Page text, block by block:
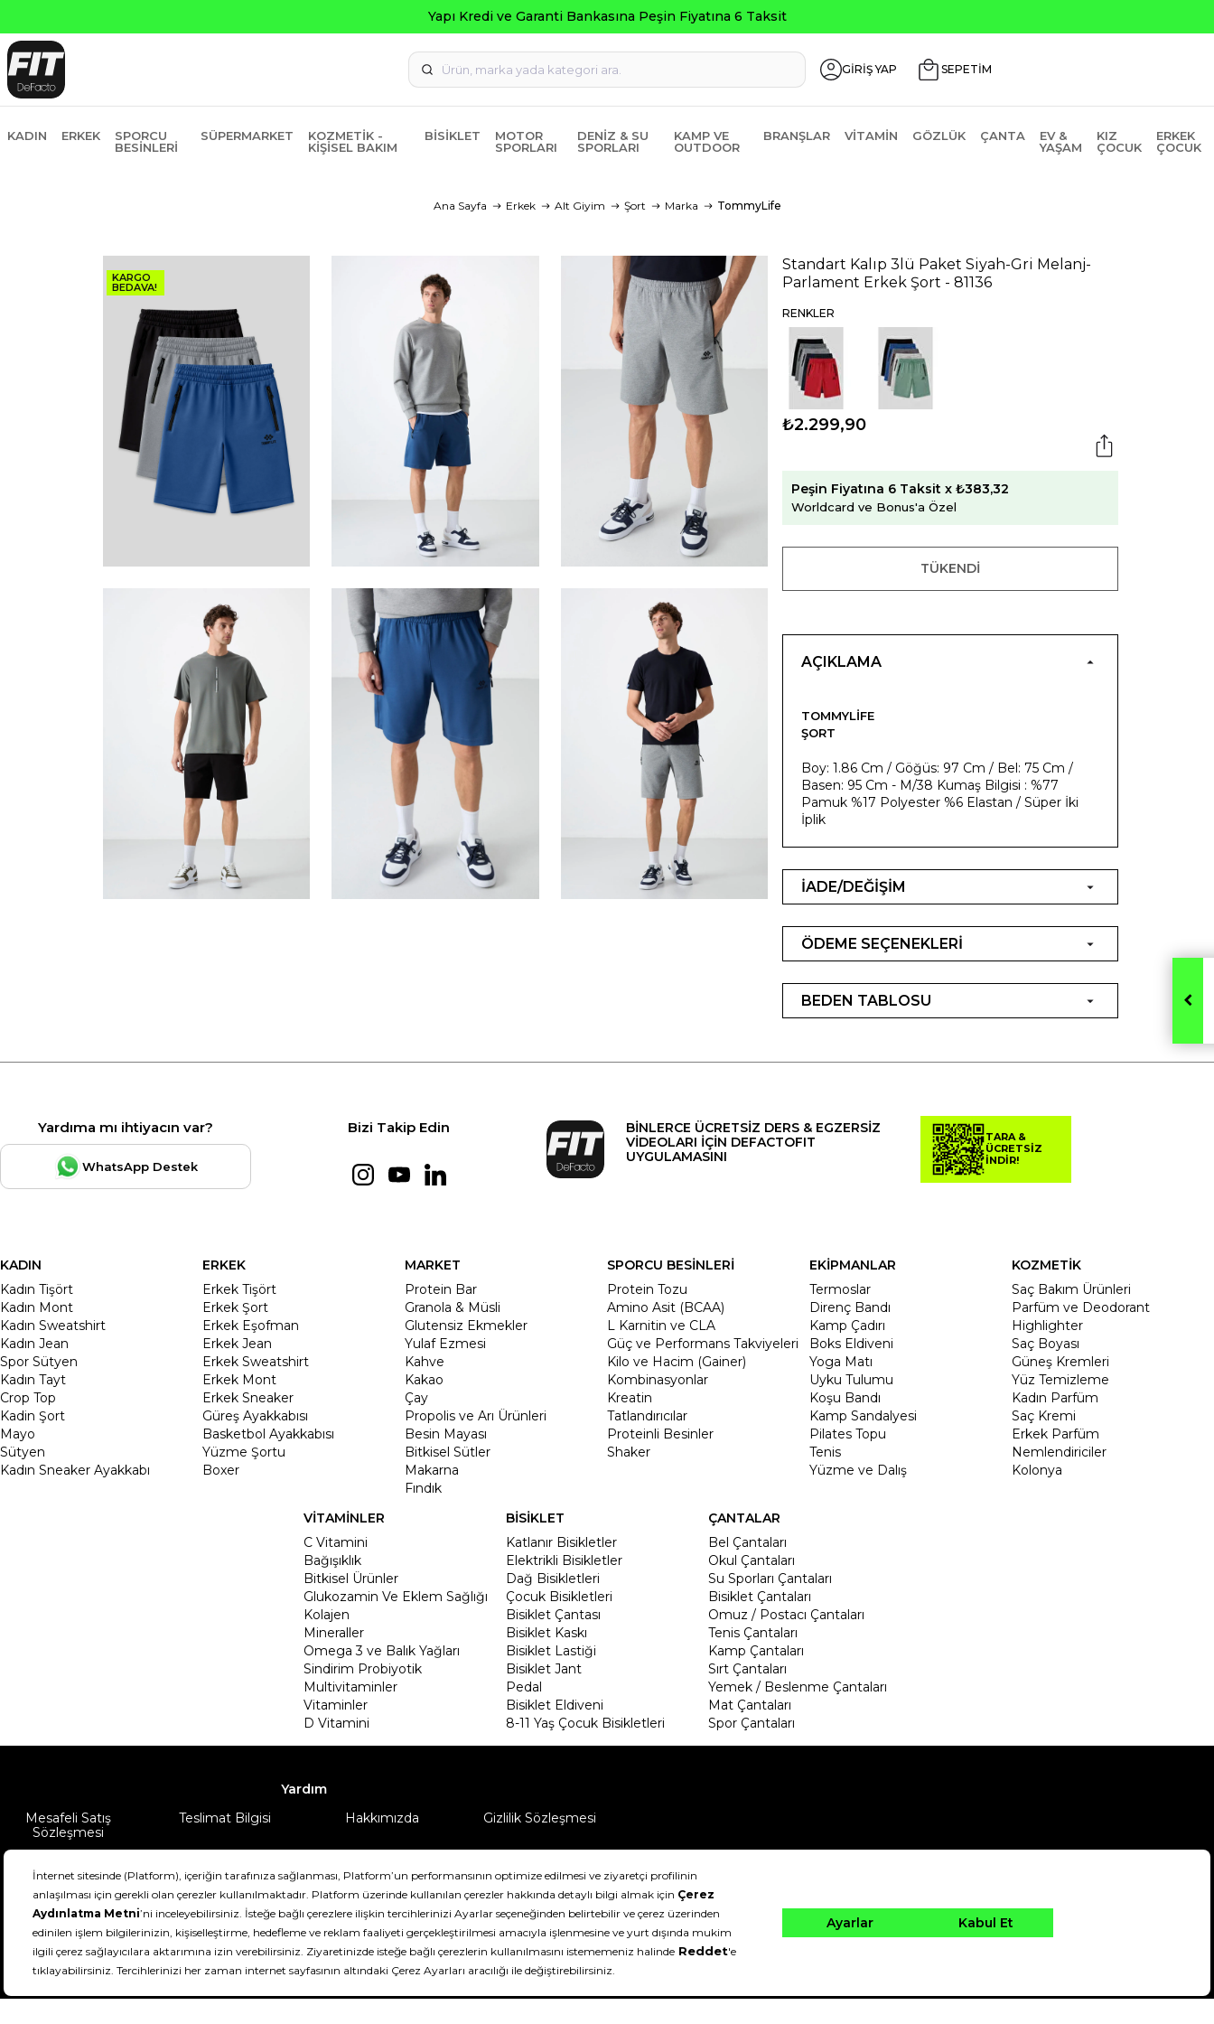
GİRİŞ YAP SEPETİM
KADIN ERKEK
SPORCU
BESINLERI
SÜPERMARKET
KOZMETIK -
KIŞISEL BAKIM
BISIKLET
MOTOR
SPORLARI
DENIZ & SU
SPORLARI
KAMP VE
OUTDOOR
BRANŞLAR VITAMIN GÖZLÜK ÇANTA
EV &
YAŞAM
KIZ
ÇOCUK
ERKEK
ÇOCUK
Ana Sayfa Erkek Alt Giyim Şort Marka TommyLife
KARGO
BEDAVA!
Standart Kalıp 3lü Paket Siyah-Gri Melanj-
Parlament Erkek Şort - 81136
RENKLER
₺2.299,90
Peşin Fiyatına 6 Taksit x ₺383,32
Worldcard ve Bonus'a Özel
TÜKENDI
AÇIKLAMA
TOMMYLIFE
ŞORT
Boy: 1.86 Cm / Göğüs: 97 Cm / Bel: 75 Cm /
Basen: 95 Cm - M/38 Kumaş Bilgisi : %77
Pamuk %17 Polyester %6 Elastan / Süper İki
İplik
İADE/DEĞİŞİM
ÖDEME SEÇENEKLERİ
BEDEN TABLOSU
Yardıma mı ihtiyacın var?
WhatsApp Destek
Bizi Takip Edin
BİNLERCE ÜCRETSİZ DERS & EGZERSİZ
VİDEOLARI İÇİN DEFACTOFIT
UYGULAMASINI
TARA &
ÜCRETSİZ
İNDİR!
KADIN
Kadın Tişört
Kadın Mont
Kadın Sweatshirt
Kadın Jean
Spor Sütyen
Kadın Tayt
Crop Top
Kadin Şort
Mayo
Sütyen
Kadın Sneaker Ayakkabı
ERKEK
Erkek Tişört
Erkek Şort
Erkek Eşofman
Erkek Jean
Erkek Sweatshirt
Erkek Mont
Erkek Sneaker
Güreş Ayakkabısı
Basketbol Ayakkabısı
Yüzme Şortu
Boxer
MARKET
Protein Bar
Granola & Müsli
Glutensiz Ekmekler
Yulaf Ezmesi
Kahve
Kakao
Çay
Propolis ve Arı Ürünleri
Besin Mayası
Bitkisel Sütler
Makarna
Fındık
SPORCU BESİNLERİ
Protein Tozu
Amino Asit (BCAA)
L Karnitin ve CLA
Güç ve Performans Takviyeleri
Kilo ve Hacim (Gainer)
Kombinasyonlar
Kreatin
Tatlandırıcılar
Proteinli Besinler
Shaker
EKİPMANLAR
Termoslar
Direnç Bandı
Kamp Çadırı
Boks Eldiveni
Yoga Matı
Uyku Tulumu
Koşu Bandı
Kamp Sandalyesi
Pilates Topu
Tenis
Yüzme ve Dalış
KOZMETİK
Saç Bakım Ürünleri
Parfüm ve Deodorant
Highlighter
Saç Boyası
Güneş Kremleri
Yüz Temizleme
Kadın Parfüm
Saç Kremi
Erkek Parfüm
Nemlendiriciler
Kolonya
VİTAMİNLER
C Vitamini
Bağışıklık
Bitkisel Ürünler
Glukozamin Ve Eklem Sağlığı
Kolajen
Mineraller
Omega 3 ve Balık Yağları
Sindirim Probiyotik
Multivitaminler
Vitaminler
D Vitamini
BİSİKLET
Katlanır Bisikletler
Elektrikli Bisikletler
Dağ Bisikletleri
Çocuk Bisikletleri
Bisiklet Çantası
Bisiklet Kaskı
Bisiklet Lastiği
Bisiklet Jant
Pedal
Bisiklet Eldiveni
8-11 Yaş Çocuk Bisikletleri
ÇANTALAR
Bel Çantaları
Okul Çantaları
Su Sporları Çantaları
Bisiklet Çantaları
Omuz / Postacı Çantaları
Tenis Çantaları
Kamp Çantaları
Sırt Çantaları
Yemek / Beslenme Çantaları
Mat Çantaları
Spor Çantaları
Yardım
Mesafeli Satış
Sözleşmesi
Teslimat Bilgisi Hakkımızda Gizlilik Sözleşmesi
DeFactoFIT ©️ 2022-2026. Tüm hakları saklıdır.